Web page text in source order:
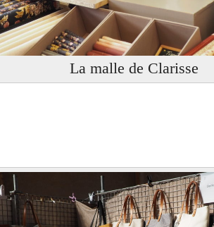
La malle de Clarisse